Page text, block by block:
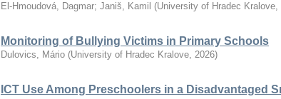
El-Hmoudová, Dagmar; Janiš, Kamil (University of Hradec Kralove,
Monitoring of Bullying Victims in Primary Schools
Dulovics, Mário (University of Hradec Kralove, 2026)
ICT Use Among Preschoolers in a Disadvantaged